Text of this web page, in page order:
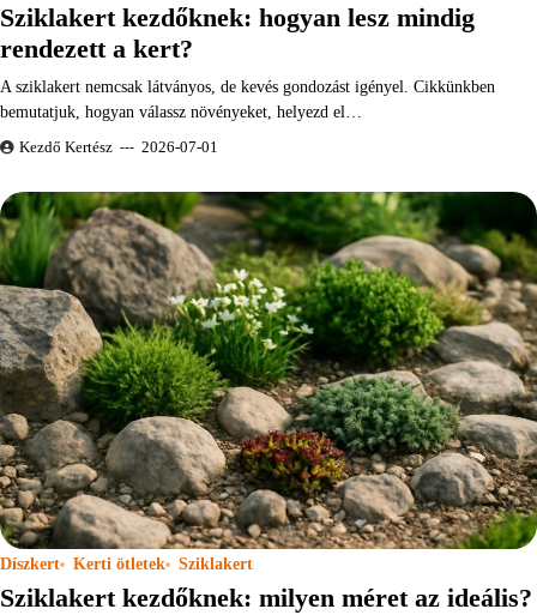
Sziklakert kezdőknek: hogyan lesz mindig
rendezett a kert?
A sziklakert nemcsak látványos, de kevés gondozást igényel. Cikkünkben
bemutatjuk, hogyan válassz növényeket, helyezd el…
Kezdő Kertész 2026-07-01
Díszkert Kerti ötletek Sziklakert
Sziklakert kezdőknek: milyen méret az ideális?